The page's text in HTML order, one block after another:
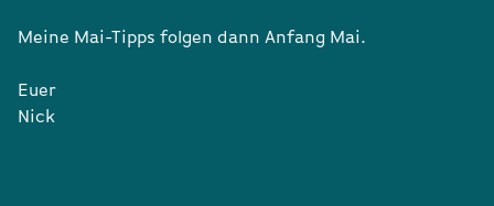
Meine Mai-Tipps folgen dann Anfang Mai.
Euer
Nick